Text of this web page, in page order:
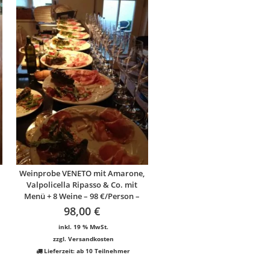
Weinprobe VENETO mit Amarone,
Valpolicella Ripasso & Co. mit
Menü + 8 Weine – 98 €/Person –
98,00€
inkl. 19 % MwSt.
zzgl. Versandkosten
Lieferzeit:ab 10 Teilnehmer